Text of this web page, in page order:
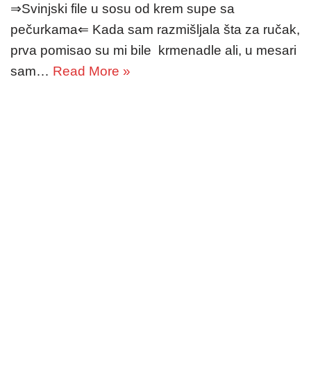
⇒Svinjski file u sosu od krem supe sa
pečurkama⇐ Kada sam razmišljala šta za ručak,
prva pomisao su mi bile krmenadle ali, u mesari
sam… Read More »